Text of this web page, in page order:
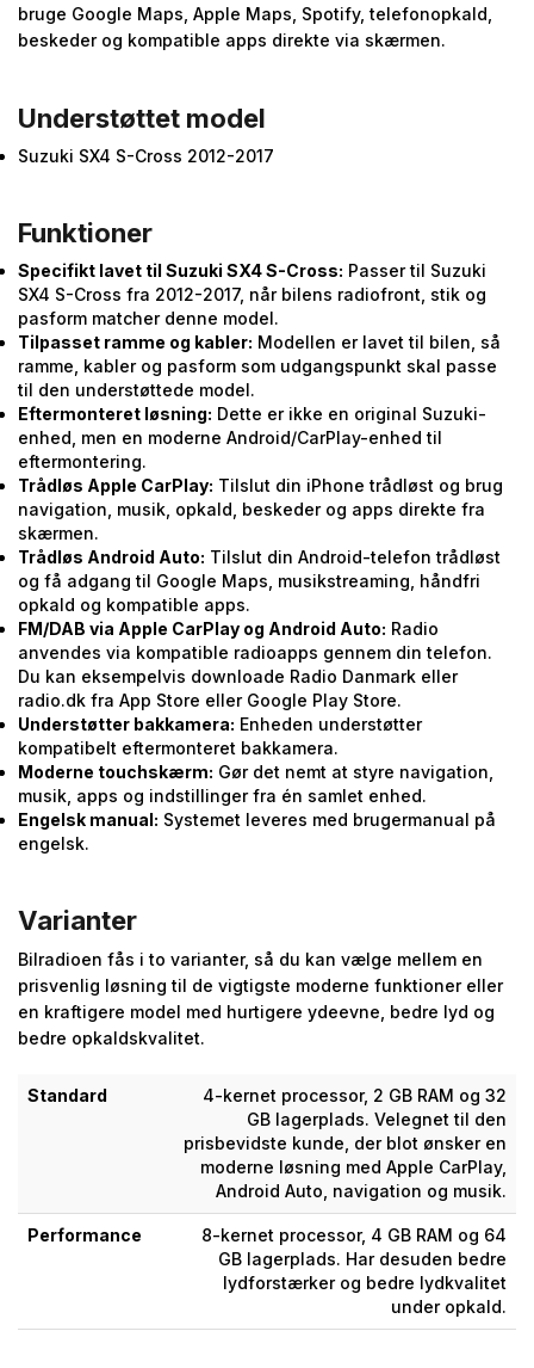
bruge Google Maps, Apple Maps, Spotify, telefonopkald,
beskeder og kompatible apps direkte via skærmen.
Understøttet model
Suzuki SX4 S-Cross 2012-2017
Funktioner
Specifikt lavet til Suzuki SX4 S-Cross: Passer til Suzuki
SX4 S-Cross fra 2012-2017, når bilens radiofront, stik og
pasform matcher denne model.
Tilpasset ramme og kabler: Modellen er lavet til bilen, så
ramme, kabler og pasform som udgangspunkt skal passe
til den understøttede model.
Eftermonteret løsning: Dette er ikke en original Suzuki-
enhed, men en moderne Android/CarPlay-enhed til
eftermontering.
Trådløs Apple CarPlay: Tilslut din iPhone trådløst og brug
navigation, musik, opkald, beskeder og apps direkte fra
skærmen.
Trådløs Android Auto: Tilslut din Android-telefon trådløst
og få adgang til Google Maps, musikstreaming, håndfri
opkald og kompatible apps.
FM/DAB via Apple CarPlay og Android Auto: Radio
anvendes via kompatible radioapps gennem din telefon.
Du kan eksempelvis downloade Radio Danmark eller
radio.dk fra App Store eller Google Play Store.
Understøtter bakkamera: Enheden understøtter
kompatibelt eftermonteret bakkamera.
Moderne touchskærm: Gør det nemt at styre navigation,
musik, apps og indstillinger fra én samlet enhed.
Engelsk manual: Systemet leveres med brugermanual på
engelsk.
Varianter
Bilradioen fås i to varianter, så du kan vælge mellem en
prisvenlig løsning til de vigtigste moderne funktioner eller
en kraftigere model med hurtigere ydeevne, bedre lyd og
bedre opkaldskvalitet.
Standard
4-kernet processor, 2 GB RAM og 32
GB lagerplads. Velegnet til den
prisbevidste kunde, der blot ønsker en
moderne løsning med Apple CarPlay,
Android Auto, navigation og musik.
Performance
8-kernet processor, 4 GB RAM og 64
GB lagerplads. Har desuden bedre
lydforstærker og bedre lydkvalitet
under opkald.